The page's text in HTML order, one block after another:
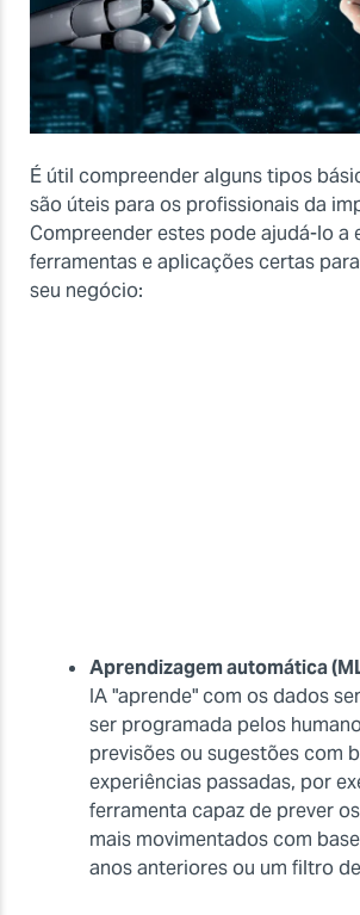
É útil compreender alguns tipos
são úteis para os profissionais da
Compreender estes pode ajudá-lo a
ferramentas e aplicações certas
seu negócio:
Aprendizagem automática
IA "aprende" com os dados
ser programada pelos
previsões ou sugestões com
experiências passadas, por
ferramenta capaz de prever
mais movimentados com
anos anteriores ou um filtro